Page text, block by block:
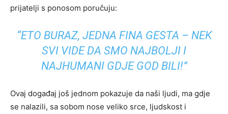
prijatelji s ponosom poručuju:
“ETO BURAZ, JEDNA FINA GESTA – NEK
SVI VIDE DA SMO NAJBOLJI I
NAJHUMANI GDJE GOD BILI!”
Ovaj događaj još jednom pokazuje da naši ljudi, ma gdje
se nalazili, sa sobom nose veliko srce, ljudskost i